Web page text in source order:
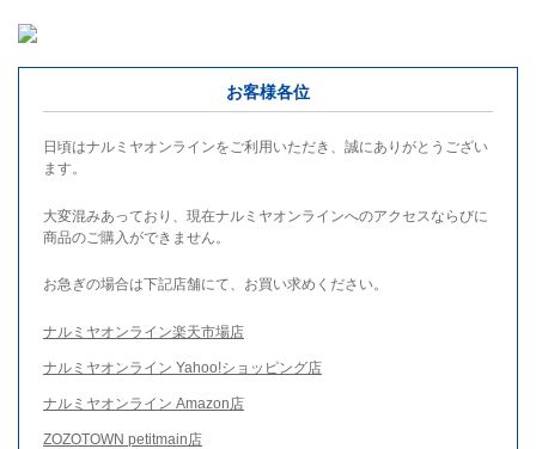
お客様各位
日頃はナルミヤオンラインをご利用いただき、誠にありがとうござい
ます。
大変混みあっており、現在ナルミヤオンラインへのアクセスならびに
商品のご購入ができません。
お急ぎの場合は下記店舗にて、お買い求めください。
ナルミヤオンライン楽天市場店
ナルミヤオンライン Yahoo!ショッピング店
ナルミヤオンライン Amazon店
ZOZOTOWN petitmain店